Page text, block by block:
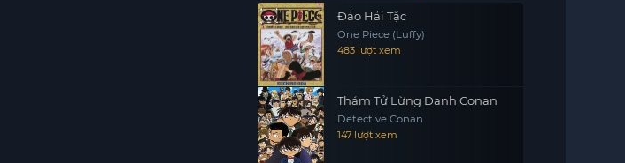
Đảo Hải Tặc
One Piece (Luffy)
483 lượt xem
Thám Tử Lừng Danh Conan
Detective Conan
147 lượt xem